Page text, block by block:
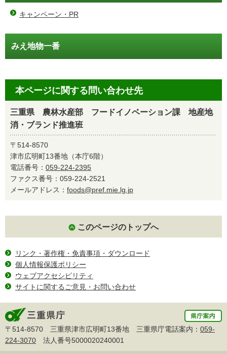
キャンペーン・PR
みえ地物一番
本ページに関する問い合わせ先
三重県 農林水産部 フードイノベーション課 地産地
消・ブランド推進班
〒514-8570
津市広明町13番地（本庁6階）
電話番号： 059-224-2395
ファクス番号：059-224-2521
メールアドレス： foods@pref.mie.lg.jp
このページのトップへ
リンク・著作権・免責事項・ダウンロード
個人情報保護ポリシー
ウェブアクセシビリティ
サイトに関するご意見・お問い合わせ
〒514-8570 三重県津市広明町13番地 三重県庁電話案内： 059-
224-3070 法人番号5000020240001